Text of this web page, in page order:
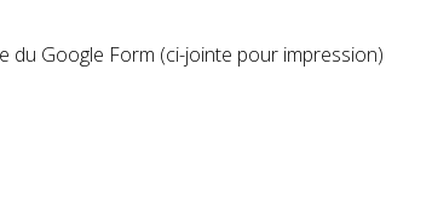
du Google Form (ci-jointe pour impression)